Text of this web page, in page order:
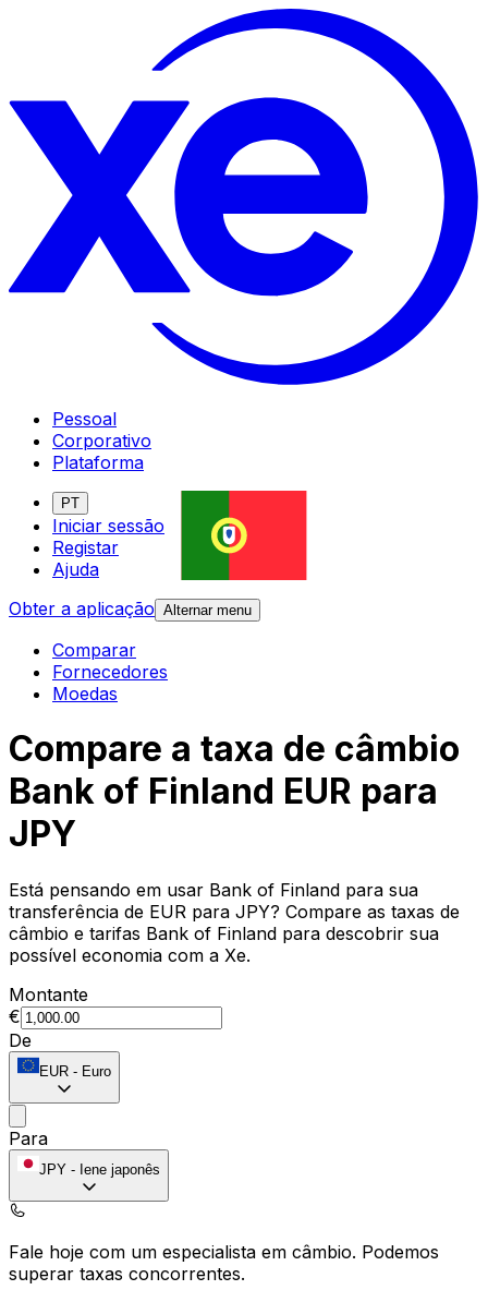
Pessoal
Corporativo
Plataforma
PT
Iniciar sessão
Registar
Ajuda
Obter a aplicação Alternar menu
Comparar
Fornecedores
Moedas
Compare a taxa de câmbio
Bank of Finland EUR para
JPY
Está pensando em usar Bank of Finland para sua
transferência de EUR para JPY? Compare as taxas de
câmbio e tarifas Bank of Finland para descobrir sua
possível economia com a Xe.
Montante
€
De
EUR - Euro
Para
JPY - Iene japonês
Fale hoje com um especialista em câmbio. Podemos
superar taxas concorrentes.